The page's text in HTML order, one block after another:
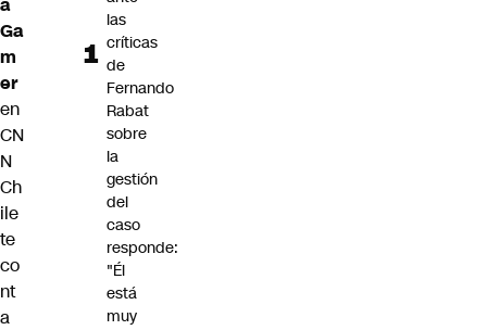
Ga
m
er
en
CN
N
Ch
ile
te
co
nt
a
las
críticas
de
Fernando
Rabat
sobre
la
gestión
del
caso
responde:
"Él
está
muy